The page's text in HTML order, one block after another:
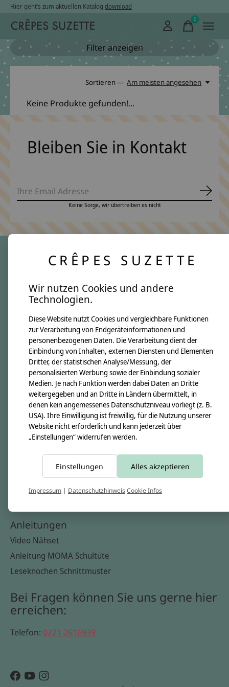
Hier geht’s zum aktuellen Katalog download
0items
Filter anzeigen
Sortieren — Am meisten angesehen
Keine Produkte gefunden!...
Bleiben Sie in Kontakt
Keine Sorge, wir übertreiben es nicht
Über uns
Unsere Creppies
Nähkästchen
Unsere Stoffe
Impressum
Informationen
Kontakt
Versandkosten & Rücksendungen
Zahlungsarten
Widerrufsbelehrung
Anleitungen
Video Nähset
Anleitung MOMA Schultüte
Leseknochen Schnittmuster
Bei Fragen können Sie uns gerne hier
erreichen:
Telefon: 0221 2616939
CRÊPES SUZETTE
Wir nutzen Cookies und andere
Technologien.
Diese Website nutzt Cookies und vergleichbare Funktionen
zur Verarbeitung von Endgeräteinformationen und
personenbezogenen Daten. Die Verarbeitung dient der
Einbindung von Inhalten, externen Diensten und Elementen
Dritter, der statistischen Analyse/Messung, der
personalisierten Werbung sowie der Einbindung sozialer
Medien. Je nach Funktion werden dabei Daten an Dritte
weitergegeben und an Dritte in Ländern übermittelt, in
denen kein angemessenes Datenschutzniveau vorliegt (z. B.
USA). Ihre Einwilligung ist freiwillig, für die Nutzung unserer
Website nicht erforderlich und kann jederzeit über
„Einstellungen“ widerrufen werden.
Einstellungen Alles akzeptieren
Impressum | DatenschutzhinweisCookie Infos